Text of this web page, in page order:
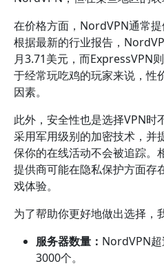
在价格方面，NordVPN通常提
根据最新的行业报告，
月3.71美元，而ExpressVPN
于经常玩吃鸡的玩家来说，性
因素。
此外，安全性也是选择VPN
采用军用级别的加密技术，并
保你的在线活动不会被追踪。
提供商可能在隐私保护方面存
戏体验。
为了帮助你更好地做出选择，
服务器数量： NordVPN
3000个。